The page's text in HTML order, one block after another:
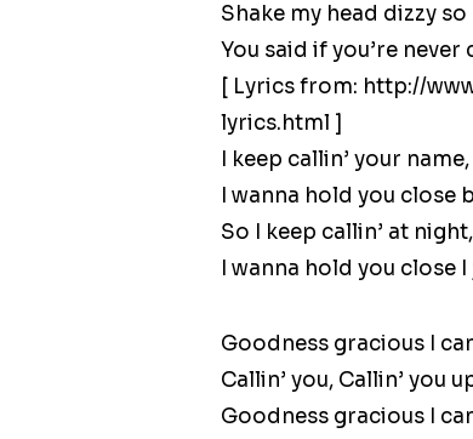
Shake my head dizzy so
You said if you’re
[ Lyrics from: http://
lyrics.html ]
I keep callin’ your
I wanna hold you close
So I keep callin’ at
I wanna hold you close
Goodness gracious I
Callin’ you, Callin’ you
Goodness gracious I